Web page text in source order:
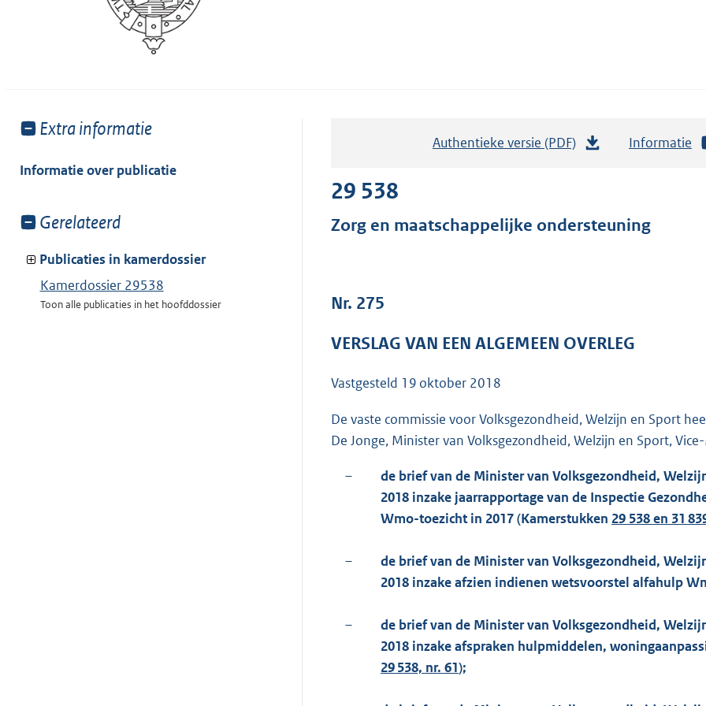
Toon
van:
Extra informatie
Informatie over publicatie
Toon
van:
Gerelateerd
Publicaties in kamerdossier
Kamerdossier 29538
Toon alle publicaties in het hoofddossier
Authentieke versie (PDF)
a
r
t
e
2
1
4
b
Informatie
29 538
Zorg en maatschappelijke ondersteuning
Nr. 275
VERSLAG VAN EEN ALGEMEEN OVERLEG
Vastgesteld 19 oktober 2018
De vaste commissie voor Volksgezondheid, Welzijn en Sport
De Jonge, Minister van Volksgezondheid, Welzijn en Sport,
–
de brief van de Minister van Volksgezondheid,
2018 inzake jaarrapportage van de Inspectie
Wmo-toezicht in 2017 (Kamerstukken 29 538 en 31
–
de brief van de Minister van Volksgezondheid,
2018 inzake afzien indienen wetsvoorstel alfahulp
–
de brief van de Minister van Volksgezondheid,
2018 inzake afspraken hulpmiddelen,
29 538, nr. 61);